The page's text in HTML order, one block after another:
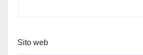
Sito web